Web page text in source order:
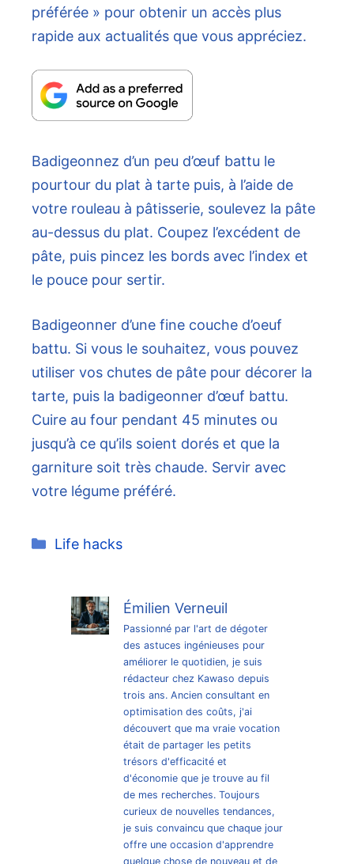
préférée » pour obtenir un accès plus
rapide aux actualités que vous appréciez.
Badigeonnez d’un peu d’œuf battu le
pourtour du plat à tarte puis, à l’aide de
votre rouleau à pâtisserie, soulevez la pâte
au-dessus du plat. Coupez l’excédent de
pâte, puis pincez les bords avec l’index et
le pouce pour sertir.
Badigeonner d’une fine couche d’oeuf
battu. Si vous le souhaitez, vous pouvez
utiliser vos chutes de pâte pour décorer la
tarte, puis la badigeonner d’œuf battu.
Cuire au four pendant 45 minutes ou
jusqu’à ce qu’ils soient dorés et que la
garniture soit très chaude. Servir avec
votre légume préféré.
Catégories
Life hacks
Émilien Verneuil
Passionné par l'art de dégoter
des astuces ingénieuses pour
améliorer le quotidien, je suis
rédacteur chez Kawaso depuis
trois ans. Ancien consultant en
optimisation des coûts, j'ai
découvert que ma vraie vocation
était de partager les petits
trésors d'efficacité et
d'économie que je trouve au fil
de mes recherches. Toujours
curieux de nouvelles tendances,
je suis convaincu que chaque jour
offre une occasion d'apprendre
quelque chose de nouveau et de